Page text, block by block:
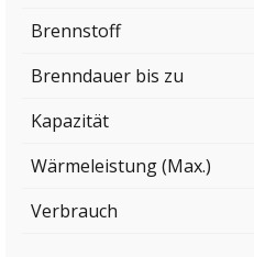
Brennstoff
Brenndauer bis zu
Kapazität
Wärmeleistung (Max.)
Verbrauch